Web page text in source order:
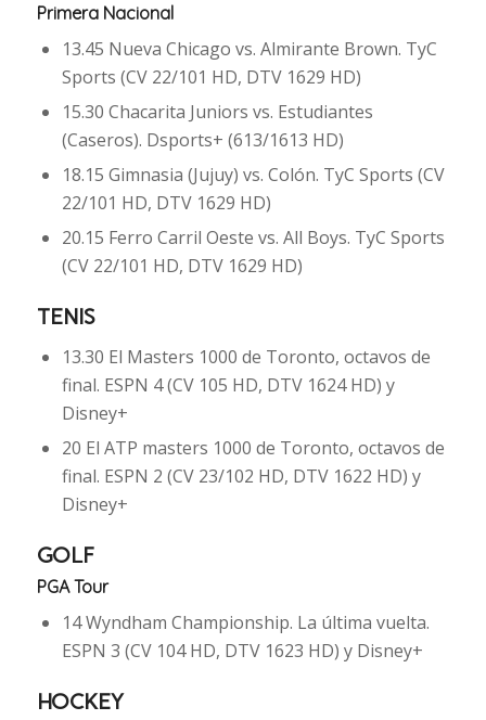
Primera Nacional
13.45 Nueva Chicago vs. Almirante Brown. TyC
Sports (CV 22/101 HD, DTV 1629 HD)
15.30 Chacarita Juniors vs. Estudiantes
(Caseros). Dsports+ (613/1613 HD)
18.15 Gimnasia (Jujuy) vs. Colón. TyC Sports (CV
22/101 HD, DTV 1629 HD)
20.15 Ferro Carril Oeste vs. All Boys. TyC Sports
(CV 22/101 HD, DTV 1629 HD)
TENIS
13.30 El Masters 1000 de Toronto, octavos de
final. ESPN 4 (CV 105 HD, DTV 1624 HD) y
Disney+
20 El ATP masters 1000 de Toronto, octavos de
final. ESPN 2 (CV 23/102 HD, DTV 1622 HD) y
Disney+
GOLF
PGA Tour
14 Wyndham Championship. La última vuelta.
ESPN 3 (CV 104 HD, DTV 1623 HD) y Disney+
HOCKEY